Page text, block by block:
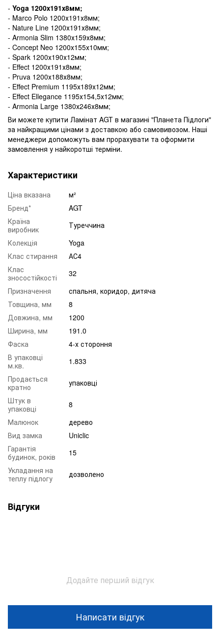
- Yoga 1200х191х8мм;
- Marco Polo 1200х191х8мм;
- Nature Line 1200х191х8мм;
- Armonia Slim 1380х159х8мм;
- Concept Neo 1200х155х10мм;
- Spark 1200х190х12мм;
- Effect 1200х191х8мм;
- Pruva 1200х188х8мм;
- Effect Premium 1195х189х12мм;
- Effect Ellegance 1195х154,5х12мм;
- Armonia Large 1380х246х8мм;
Ви можете купити Ламінат AGT в магазині "Планета Підлоги"
за найкращими цінами з доставкою або самовивозом. Наші
менеджери допоможуть вам прорахувати та оформити
замовлення у найкоротші терміни.
Характеристики
Ціна вказана
м²
Бренд*
AGT
Країна
виробник
Туреччина
Колекція
Yoga
Клас стирання
АС4
Клас
зносостійкості
32
Призначення
спальня, коридор, дитяча
Товщина, мм
8
Довжина, мм
1200
Ширина, мм
191.0
Фаска
4-х стороння
В упаковці
м.кв.
1.833
Продається
кратно
упаковці
Штук в
упаковці
8
Малюнок
дерево
Вид замка
Uniclic
Гарантія
будинок, років
15
Укладання на
теплу підлогу
дозволено
Відгуки
Додайте перший відгук
Написати відгук